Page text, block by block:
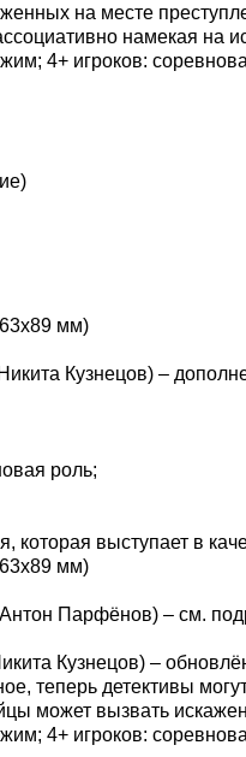
на месте
намекая на
4+ игроков:
мм)
Кузнецов) –
роль;
которая выступает в
мм)
Парфёнов) – см.
Кузнецов) –
теперь детективы
может вызвать
4+ игроков: